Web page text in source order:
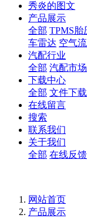
秀炎的图文
产品展示
全部 TPMS胎
车雷达 空气
汽配行业
全部 汽配市场
下载中心
全部 文件下载
在线留言
搜索
联系我们
关于我们
全部 在线反馈
网站首页
产品展示